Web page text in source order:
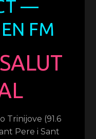
—
FM
Trinijove (91.6
Pere i Sant